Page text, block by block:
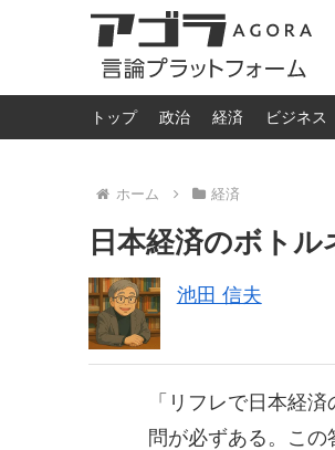
トップ 政治 経済 ビジネス
ホーム 経済
日本経済のボト
池田 信夫
「リフレで日本経
問が必ずある。こ